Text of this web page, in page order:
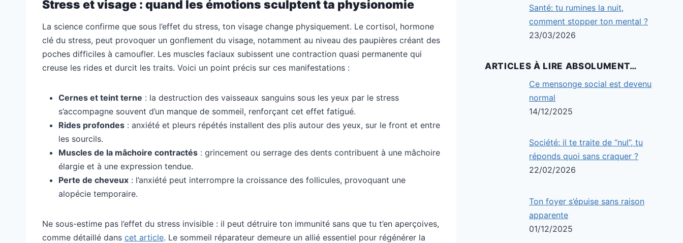
Stress et visage : quand les émotions sculptent ta physionomie
La science confirme que sous l’effet du stress, ton visage change physiquement. Le cortisol, hormone
clé du stress, peut provoquer un gonflement du visage, notamment au niveau des paupières créant des
poches difficiles à camoufler. Les muscles faciaux subissent une contraction quasi permanente qui
creuse les rides et durcit les traits. Voici un point précis sur ces manifestations :
Cernes et teint terne : la destruction des vaisseaux sanguins sous les yeux par le stress
s’accompagne souvent d’un manque de sommeil, renforçant cet effet fatigué.
Rides profondes : anxiété et pleurs répétés installent des plis autour des yeux, sur le front et entre
les sourcils.
Muscles de la mâchoire contractés : grincement ou serrage des dents contribuent à une mâchoire
élargie et à une expression tendue.
Perte de cheveux : l’anxiété peut interrompre la croissance des follicules, provoquant une
alopécie temporaire.
Ne sous-estime pas l’effet du stress invisible : il peut détruire ton immunité sans que tu t’en aperçoives,
comme détaillé dans cet article. Le sommeil réparateur demeure un allié essentiel pour régénérer la
Santé: tu rumines la nuit,
comment stopper ton mental ?
23/03/2026
ARTICLES À LIRE ABSOLUMENT…
Ce mensonge social est devenu
normal
14/12/2025
Société: il te traite de “nul”, tu
réponds quoi sans craquer ?
22/02/2026
Ton foyer s’épuise sans raison
apparente
01/12/2025